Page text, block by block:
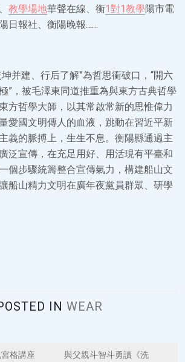
教學場地華聲在線、衡1對1教學陽市電
日報社、衡陽晚報……
并建、行后了解”為哲思衝破口，“開六
”，被毛澤東同道推重為與東方古典哲學
方哲學大師，以其常啟常新的思惟偉力
愛國文明傳人的血液，跳動在習近平新
義的脈搏上，生生不息。衡陽縣通過主
泛宣傳，在充足用好、用活現有平臺和
個步驟統籌整合宣傳氣力，構建船山文
船山精力文明在廣年夜黨員群眾、研學
IN WEAR
格講座 與父親斗智斗勇讀《洗